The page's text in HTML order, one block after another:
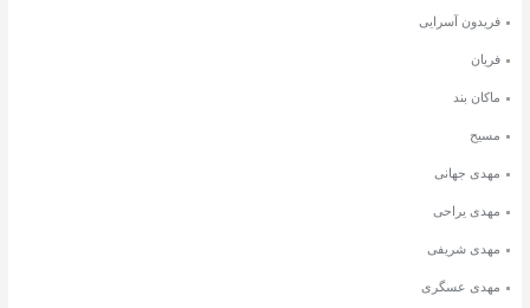
فریدون آسرایی
فریان
ماکان بند
مسیح
مهدی جهانی
مهدی یراحی
مهدی شریفی
مهدی عسگری